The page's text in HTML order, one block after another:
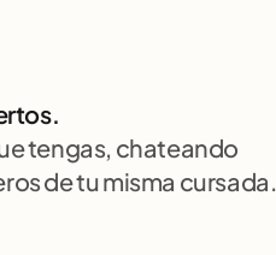
tengas, chateando
de tu misma cursada.